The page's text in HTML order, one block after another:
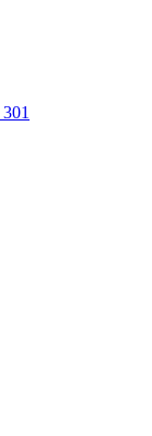
301